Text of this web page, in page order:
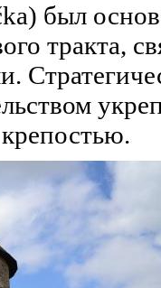
был
тракта,